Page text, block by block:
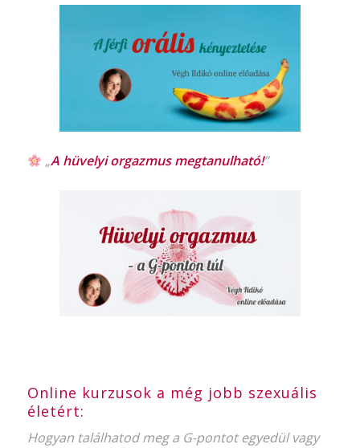
„A hüvelyi orgazmus megtanulható!”
Online kurzusok a még jobb szexuális
életért:
Hogyan találhatod meg a G-pontot egyedül vagy